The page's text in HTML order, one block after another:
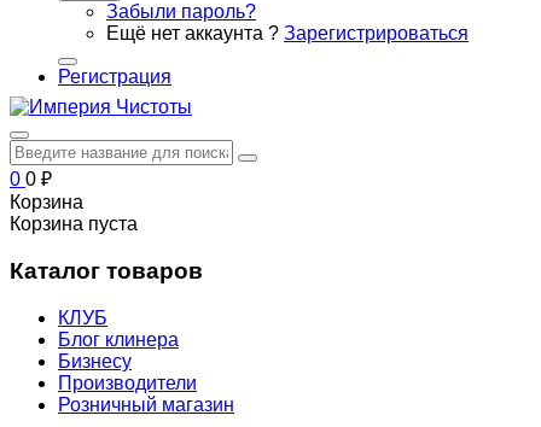
Забыли пароль?
Ещё нет аккаунта ? Зарегистрироваться
Регистрация
0 0 ₽
Корзина
Корзина пуста
Каталог товаров
КЛУБ
Блог клинера
Бизнесу
Производители
Розничный магазин